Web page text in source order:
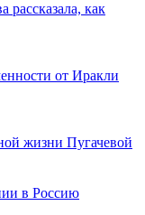
рассказала, как
от Иракли
жизни Пугачевой
в Россию